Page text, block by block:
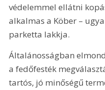
védelemmel ellátni
alkalmas a Köber –
parketta lakkja.
Általánosságban
a fedőfesték
tartós, jó minőségű